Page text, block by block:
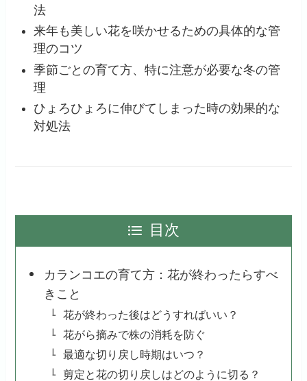
法
来年も美しい花を咲かせるための具体的な管
理のコツ
季節ごとの育て方、特に注意が必要な冬の管
理
ひょろひょろに伸びてしまった時の効果的な
対処法
目次
カランコエの育て方：花が終わったらすべ
きこと
花が終わった後はどうすればいい？
花がら摘みで株の消耗を防ぐ
最適な切り戻し時期はいつ？
剪定と花の切り戻しはどのように切る？